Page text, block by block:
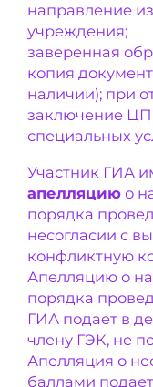
направление
учреждения;
заверенная
копия
наличии); при
заключение
специальных
Участник ГИА
апелляцию о
порядка
несогласии с
конфликтную
Апелляцию о
порядка
ГИА подает в
члену ГЭК, не
Апелляция о
баллами